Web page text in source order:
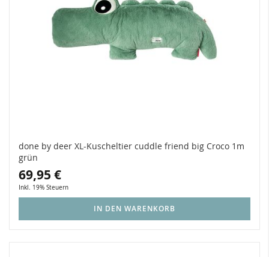
done by deer XL-Kuscheltier cuddle friend big Croco 1m
grün
69,95 €
Inkl. 19% Steuern
IN DEN WARENKORB